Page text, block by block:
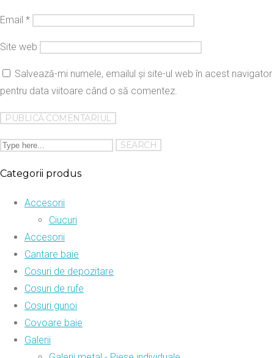
Email *
Site web
Salvează-mi numele, emailul și site-ul web în acest navigator
pentru data viitoare când o să comentez.
Categorii produs
Accesorii
Ciucuri
Accesorii
Cantare baie
Cosuri de depozitare
Cosuri de rufe
Cosuri gunoi
Covoare baie
Galerii